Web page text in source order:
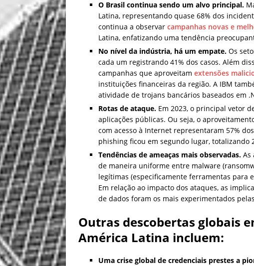
O Brasil continua sendo um alvo principal.
Latina, representando quase 68% dos
continua a observar campanhas novas e
Latina, enfatizando uma tendência
No nível da indústria, há um empate. Os
cada um registrando 41% dos casos. Além
campanhas que aproveitam extensões
instituições financeiras da região. A IBM
atividade de trojans bancários baseados em
Rotas de ataque. Em 2023, o principal vetor
aplicações públicas. Ou seja, o
com acesso à Internet representaram 57%
phishing ficou em segundo lugar, totalizando
Tendências de ameaças mais observadas. As
de maneira uniforme entre malware
legítimas (especificamente ferramentas para
Em relação ao impacto dos ataques, as
de dados foram os mais experimentados
Outras descobertas globais
América Latina incluem:
Uma crise global de credenciais prestes a